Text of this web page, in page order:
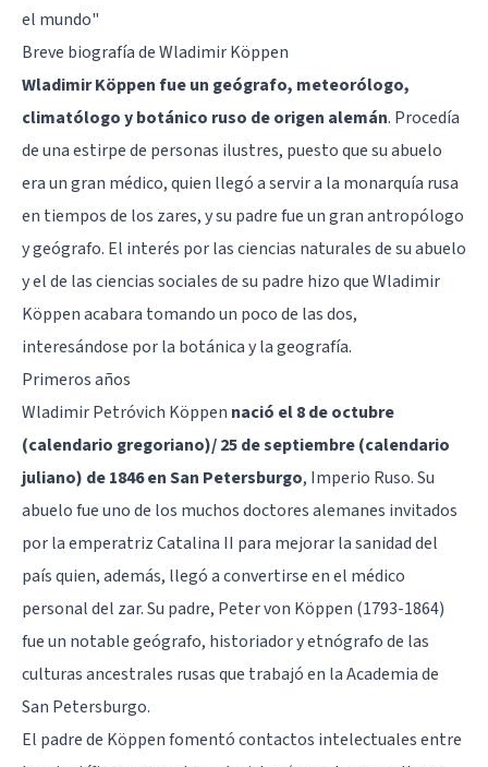
el mundo"
Breve biografía de Wladimir Köppen
Wladimir Köppen fue un geógrafo, meteorólogo,
climatólogo y botánico ruso de origen alemán. Procedía
de una estirpe de personas ilustres, puesto que su abuelo
era un gran médico, quien llegó a servir a la monarquía rusa
en tiempos de los zares, y su padre fue un gran antropólogo
y geógrafo. El interés por las ciencias naturales de su abuelo
y el de las ciencias sociales de su padre hizo que Wladimir
Köppen acabara tomando un poco de las dos,
interesándose por la botánica y la geografía.
Primeros años
Wladimir Petróvich Köppen nació el 8 de octubre
(calendario gregoriano)/ 25 de septiembre (calendario
juliano) de 1846 en San Petersburgo, Imperio Ruso. Su
abuelo fue uno de los muchos doctores alemanes invitados
por la emperatriz Catalina II para mejorar la sanidad del
país quien, además, llegó a convertirse en el médico
personal del zar. Su padre, Peter von Köppen (1793-1864)
fue un notable geógrafo, historiador y etnógrafo de las
culturas ancestrales rusas que trabajó en la Academia de
San Petersburgo.
El padre de Köppen fomentó contactos intelectuales entre